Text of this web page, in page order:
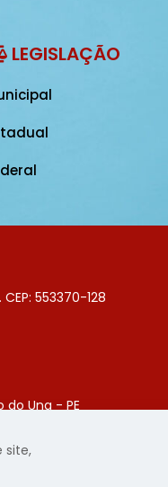
LEGISLAÇÃO
553370-128
Una - PE
site,